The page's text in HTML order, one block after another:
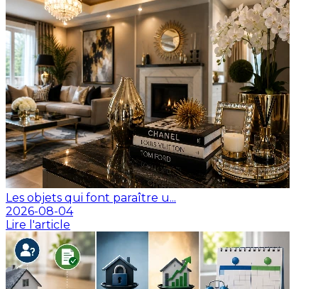
Les objets qui font paraître u...
2026-08-04
Lire l'article